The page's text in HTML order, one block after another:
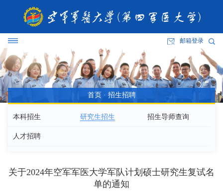
邮箱登录
首页 · 招生招聘
本科招生 研究生招生 招生导师查询
人才招聘
关于2024年空军军医大学军队计划硕士研究生复试名
单的通知